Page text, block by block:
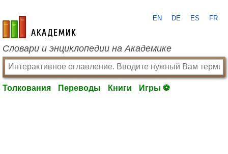
academic.ru
EN DE ES FR
Словари и энциклопедии на Академике
Толкования Переводы Книги Игры ⚽